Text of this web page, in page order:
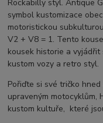
Rockabilly styl. Antique
symbol kustomizace
motoristickou
V2 + V8 = 1. Tento
kousek historie a
kustom vozy a retro styl.
Pořiďte si své tričko
upraveným motocyklům,
kustom kultuře, které